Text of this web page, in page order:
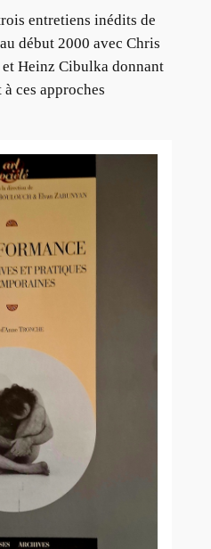
entretiens inédits de
début 2000 avec Chris
Heinz Cibulka donnant
ces approches